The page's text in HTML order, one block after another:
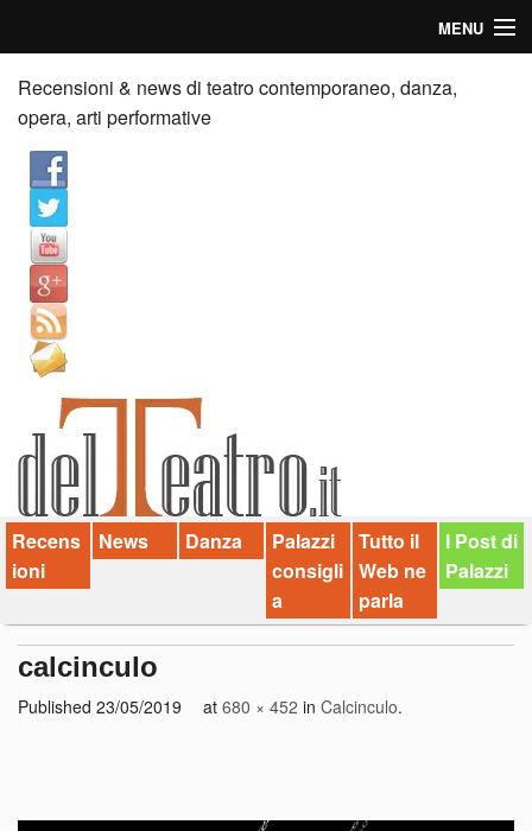
MENU
Home
Recensioni
Anticipazioni
News
Palazzi consiglia
Video
Chi siamo
Contatti
dT in English
Recensioni & news di teatro contemporaneo, danza,
opera, arti performative
Recens
ioni
News Danza
Palazzi
consigli
a
Tutto il
Web ne
parla
I Post di
Palazzi
calcinculo
Published 23/05/2019 at 680 × 452 in Calcinculo.